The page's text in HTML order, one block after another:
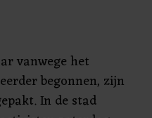
vanwege het
begonnen, zijn
In de stad